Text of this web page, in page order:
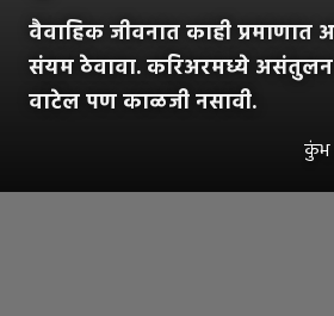
वैवाहिक जीवनात काही
संयम ठेवावा. करिअरमध्ये
वाटेल पण काळजी नसावी.
कुंभ